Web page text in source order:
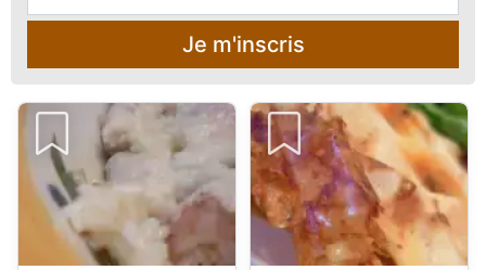
Je m'inscris